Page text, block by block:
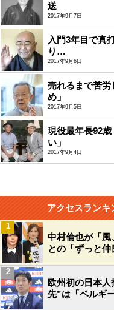
送
2017年9月7日
入門3年目で真
り…
2017年9月6日
売れるまで苦労
め」
2017年9月5日
現役最年長92
い」
2017年9月4日
アクセスランキ
中村倫也が「
との「ずっと
1
欧州初の日本
先”は「ベルギ
2